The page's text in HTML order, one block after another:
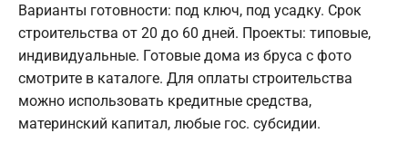
Варианты готовности: под ключ, под усадку. Срок
строительства от 20 до 60 дней. Проекты: типовые,
индивидуальные. Готовые дома из бруса с фото
смотрите в каталоге. Для оплаты строительства
можно использовать кредитные средства,
материнский капитал, любые гос. субсидии.